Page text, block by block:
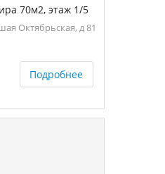
70м2, этаж 1/5
Октябрьская, д 81
Подробнее